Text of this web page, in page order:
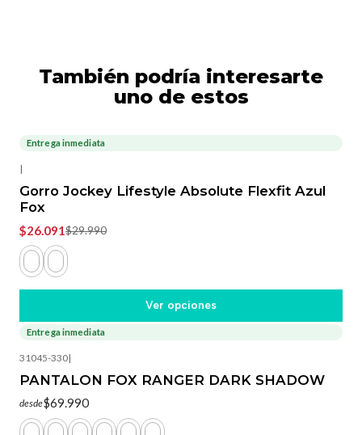
También podría interesarte
uno de estos
-13%
Entrega inmediata
|
Gorro Jockey Lifestyle Absolute Flexfit Azul
Fox
$26.091$29.990
Ver opciones
Entrega inmediata
31045-330|
PANTALON FOX RANGER DARK SHADOW
desde$69.990